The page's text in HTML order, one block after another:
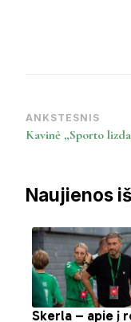
Post
Navigation
ANKSTESNIS
Kavinė „Sporto
Naujienos